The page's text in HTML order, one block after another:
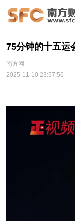
75分钟的十五运
南方网
2025-11-10 23:57:56